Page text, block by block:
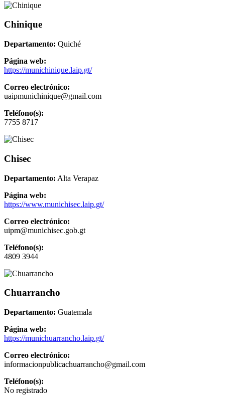
Chinique
Departamento: Quiché
Página web:
https://munichinique.laip.gt/
Correo electrónico:
uaipmunichinique@gmail.com
Teléfono(s):
7755 8717
Chisec
Departamento: Alta Verapaz
Página web:
https://www.munichisec.laip.gt/
Correo electrónico:
uipm@munichisec.gob.gt
Teléfono(s):
4809 3944
Chuarrancho
Departamento: Guatemala
Página web:
https://munichuarrancho.laip.gt/
Correo electrónico:
informacionpublicachuarrancho@gmail.com
Teléfono(s):
No registrado